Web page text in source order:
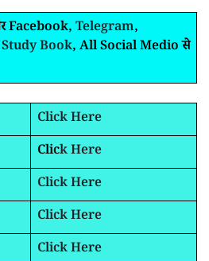
Facebook, Telegram,
Study Book, All Social Medio से
Click Here
Click Here
Click Here
Click Here
Click Here